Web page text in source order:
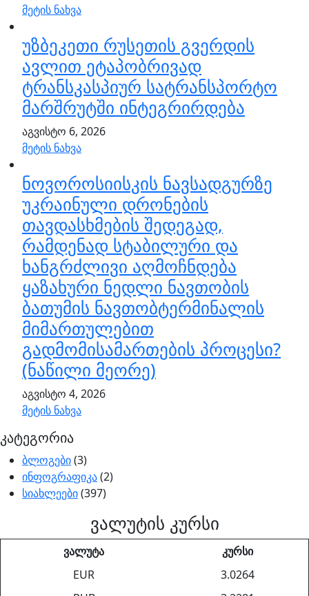
მეტის ნახვა
უზბეკეთი რუსეთის გვერდის
ავლით ეტაპობრივად
ტრანსკასპიურ სატრანსპორტო
მარშრუტში ინტეგრირდება
აგვისტო 6, 2026
მეტის ნახვა
ნოვოროსიისკის ნავსადგურზე
უკრაინული დრონების
თავდასხმების შედეგად,
რამდენად სტაბილური და
ხანგრძლივი აღმოჩნდება
ყაზახური ნედლი ნავთობის
ბათუმის ნავთობტერმინალის
მიმართულებით
გადმომისამართების პროცესი?
(ნაწილი მეორე)
აგვისტო 4, 2026
მეტის ნახვა
კატეგორია
ბლოგები(3)
ინფოგრაფიკა(2)
სიახლეები(397)
ვალუტის კურსი
ვალუტა
კურსი
EUR
3.0264